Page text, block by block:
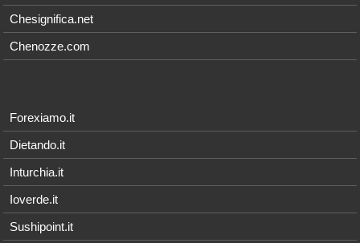
Chesignifica.net
Chenozze.com
Forexiamo.it
Dietando.it
Inturchia.it
Ioverde.it
Sushipoint.it